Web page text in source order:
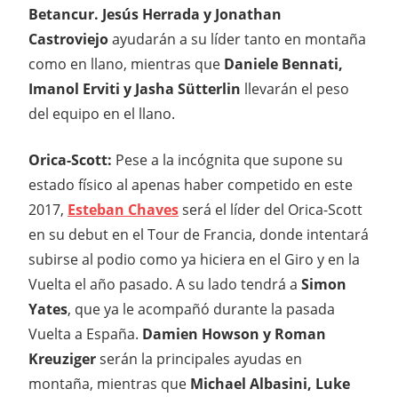
Betancur. Jesús Herrada y Jonathan
Castroviejoayudarán a su líder tanto en montaña
como en llano, mientras que Daniele Bennati,
Imanol Erviti y Jasha Sütterlin llevarán el peso
del equipo en el llano.
Orica-Scott: Pese a la incógnita que supone su
estado físico al apenas haber competido en este
2017, Esteban Chavesserá el líder del Orica-Scott
en su debut en el Tour de Francia, donde intentará
subirse al podio como ya hiciera en el Giro y en la
Vuelta el año pasado. A su lado tendrá a Simon
Yates, que ya le acompañó durante la pasada
Vuelta a España. Damien Howson y Roman
Kreuzigerserán la principales ayudas en
montaña, mientras que Michael Albasini, Luke